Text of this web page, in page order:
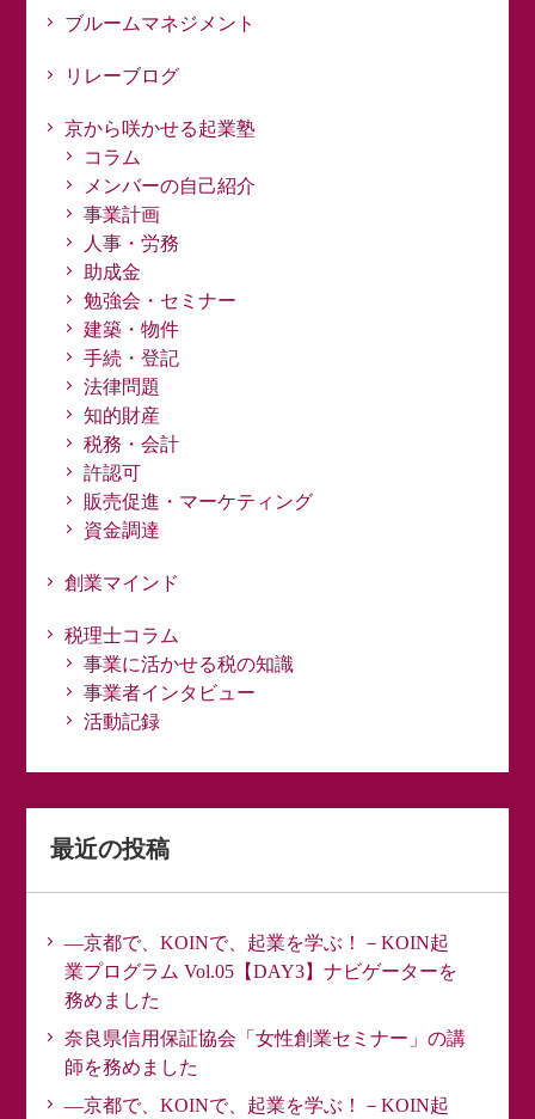
ブルームマネジメント
リレーブログ
京から咲かせる起業塾
コラム
メンバーの自己紹介
事業計画
人事・労務
助成金
勉強会・セミナー
建築・物件
手続・登記
法律問題
知的財産
税務・会計
許認可
販売促進・マーケティング
資金調達
創業マインド
税理士コラム
事業に活かせる税の知識
事業者インタビュー
活動記録
最近の投稿
―京都で、KOINで、起業を学ぶ！－KOIN起
業プログラム Vol.05【DAY3】ナビゲーターを
務めました
奈良県信用保証協会「女性創業セミナー」の講
師を務めました
―京都で、KOINで、起業を学ぶ！－KOIN起